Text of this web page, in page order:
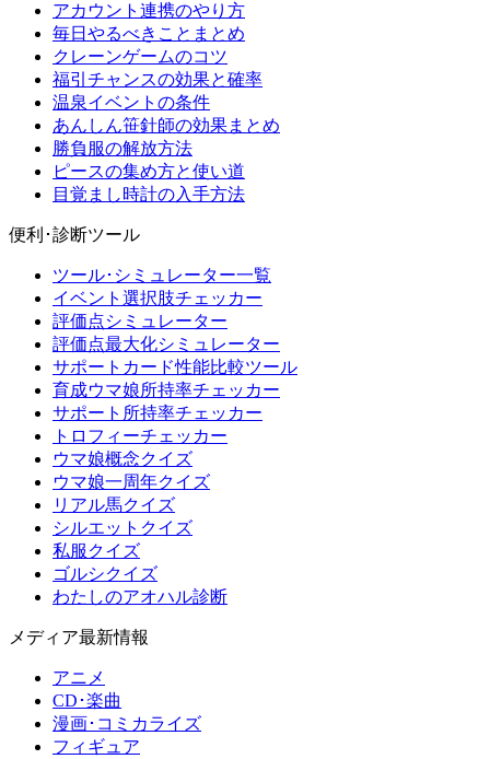
アカウント連携のやり方
毎日やるべきことまとめ
クレーンゲームのコツ
福引チャンスの効果と確率
温泉イベントの条件
あんしん笹針師の効果まとめ
勝負服の解放方法
ピースの集め方と使い道
目覚まし時計の入手方法
便利･診断ツール
ツール･シミュレーター一覧
イベント選択肢チェッカー
評価点シミュレーター
評価点最大化シミュレーター
サポートカード性能比較ツール
育成ウマ娘所持率チェッカー
サポート所持率チェッカー
トロフィーチェッカー
ウマ娘概念クイズ
ウマ娘一周年クイズ
リアル馬クイズ
シルエットクイズ
私服クイズ
ゴルシクイズ
わたしのアオハル診断
メディア最新情報
アニメ
CD･楽曲
漫画･コミカライズ
フィギュア